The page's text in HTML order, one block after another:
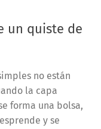
un quiste de
no están
la capa
forma una bolsa,
y se